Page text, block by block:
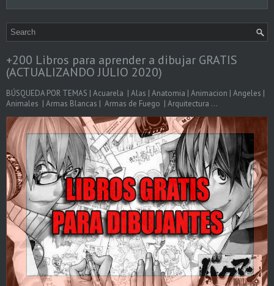
+200 Libros para aprender a dibujar GRATIS
(ACTUALIZANDO JULIO 2020)
BÚSQUEDA POR TEMAS | Acuarela | Alas | Anatomia | Animacion | Angeles |
Animales | Armas Blancas | Armas de Fuego | Arquitectura ...